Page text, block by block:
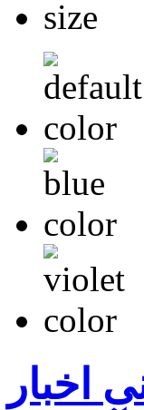
اخبار